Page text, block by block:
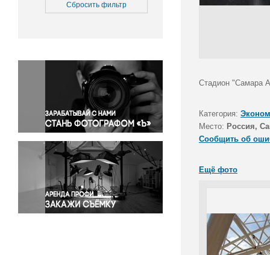
Медицина
Окружающая среда
Политика
Правосудие
Происшествия и конфликты
Религия
Светская жизнь
Спорт
Экология
Экономика и бизнес
Сбросить фильтр
Стадион "Самара
Категория:
Место: Россия,
Сообщить об
Ещё фото